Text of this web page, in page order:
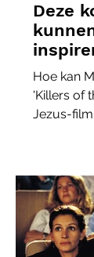
Deze
Hoe kan
'Killers of
Jezus-